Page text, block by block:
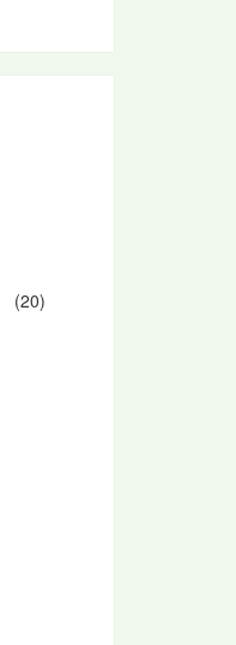
(20)